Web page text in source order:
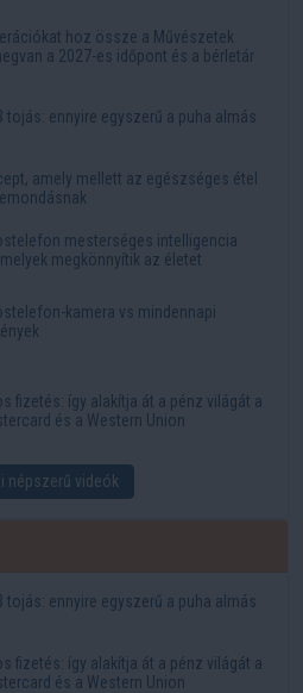
hoz össze a Művészetek
a 2027-es időpont és a bérletár
tojás: ennyire egyszerű a puha almás
amely mellett az egészséges étel
mesterséges intelligencia
megkönnyítik az életet
kamera vs mindennapi
fizetés: így alakítja át a pénz világát a
és a Western Union
népszerű videók
tojás: ennyire egyszerű a puha almás
fizetés: így alakítja át a pénz világát a
és a Western Union